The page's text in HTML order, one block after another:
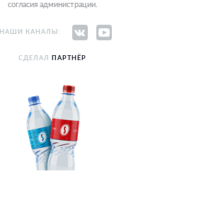
согласия администрации.
НАШИ КАНАЛЫ:
СДЕЛАЛ ПАРТНЁР